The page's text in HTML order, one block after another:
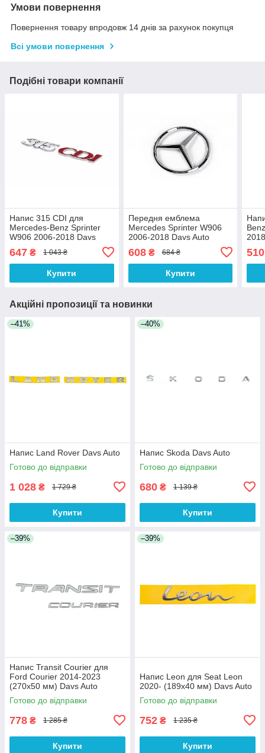
Умови повернення
Повернення товару впродовж 14 днів за рахунок покупця
Всі умови повернення
Подібні товари компанії
Напис 315 CDI для
Mercedes-Benz Sprinter
W906 2006-2018 Davs
647 ₴ 1 043 ₴
Купити
Передня емблема
Mercedes Sprinter W906
2006-2018 Davs Auto
608₴ 684 ₴
Купити
510
Акційні пропозиції та новинки
–41%
Напис Land Rover Davs Auto
Готово до відправки
1 028 ₴ 1 729 ₴
Купити
–40%
Напис Skoda Davs Auto
Готово до відправки
680 ₴ 1 139 ₴
Купити
–39%
Напис Transit Courier для
Ford Courier 2014-2023
(270х50 мм) Davs Auto
Готово до відправки
778 ₴ 1 285 ₴
Купити
–39%
Напис Leon для Seat Leon
2020- (189х40 мм) Davs Auto
Готово до відправки
752 ₴ 1 235 ₴
Купити